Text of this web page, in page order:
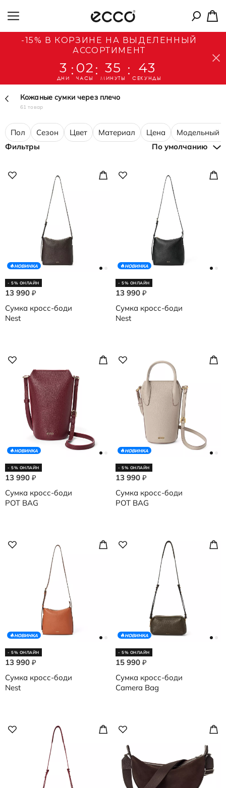
-15% В КОРЗИНЕ НА ВЫДЕЛЕННЫЙ
АССОРТИМЕНТ
3
ДНИ
: 02
ЧАСЫ
: 35
МИНУТЫ
: 41
СЕКУНДЫ
Кожаные сумки через плечо
61 товар
Пол Сезон Цвет Материал Цена
Модельный
Фильтры
По умолчанию
НОВИНКА
- 5% ОНЛАЙН
13 990 ₽
Сумка кросс-боди
Nest
НОВИНКА
- 5% ОНЛАЙН
13 990 ₽
Сумка кросс-боди
Nest
НОВИНКА
- 5% ОНЛАЙН
13 990 ₽
Сумка кросс-боди
POT BAG
НОВИНКА
- 5% ОНЛАЙН
13 990 ₽
Сумка кросс-боди
POT BAG
НОВИНКА
- 5% ОНЛАЙН
13 990 ₽
Сумка кросс-боди
Nest
НОВИНКА
- 5% ОНЛАЙН
15 990 ₽
Сумка кросс-боди
Camera Bag